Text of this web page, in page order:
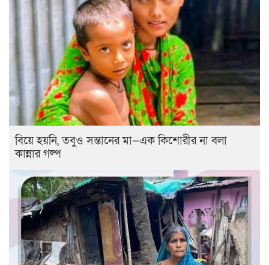
বিয়ে হয়নি, তবুও সন্তানের মা—এক কিশোরীর না বলা
কান্নার গল্প